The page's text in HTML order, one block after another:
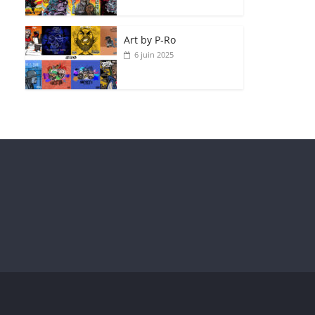
Art by P‑Ro
6 juin 2025